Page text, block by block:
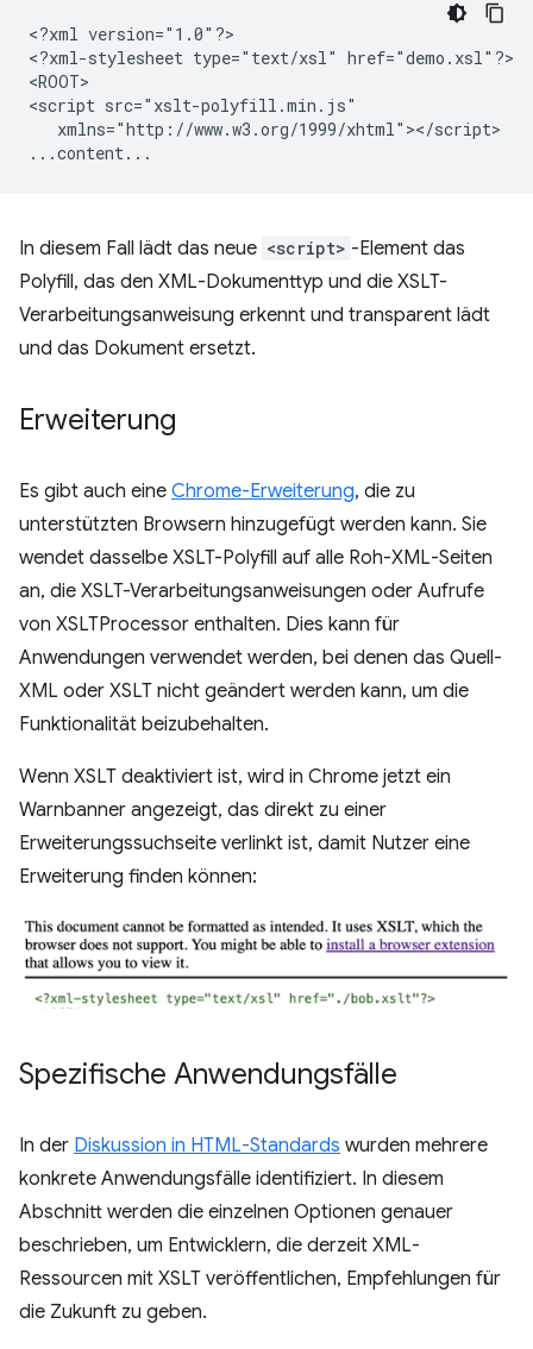
<?xml version="1.0"?>
<?xml-stylesheet type="text/xsl" href="demo.xsl"?>
<ROOT>
<script
xmlns="http://www.w3.org/1999/xhtml"></script>
In diesem Fall lädt das neue <script> -Element das
Polyfill, das den XML-Dokumenttyp und die XSLT-
Verarbeitungsanweisung erkennt und transparent lädt
und das Dokument ersetzt.
Erweiterung
Es gibt auch eine Chrome-Erweiterung, die zu
unterstützten Browsern hinzugefügt werden kann. Sie
wendet dasselbe XSLT-Polyfill auf alle Roh-XML-Seiten
an, die XSLT-Verarbeitungsanweisungen oder Aufrufe
von XSLTProcessor enthalten. Dies kann für
Anwendungen verwendet werden, bei denen das Quell-
XML oder XSLT nicht geändert werden kann, um die
Funktionalität beizubehalten.
Wenn XSLT deaktiviert ist, wird in Chrome jetzt ein
Warnbanner angezeigt, das direkt zu einer
Erweiterungssuchseite verlinkt ist, damit Nutzer eine
Erweiterung finden können:
Spezifische Anwendungsfälle
In der Diskussion in HTML-Standards wurden mehrere
konkrete Anwendungsfälle identifiziert. In diesem
Abschnitt werden die einzelnen Optionen genauer
beschrieben, um Entwicklern, die derzeit XML-
Ressourcen mit XSLT veröffentlichen, Empfehlungen für
die Zukunft zu geben.